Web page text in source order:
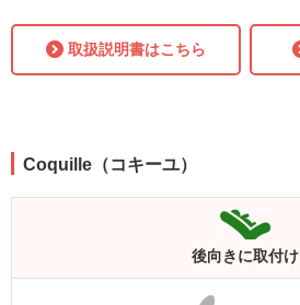
取扱説明書はこちら
Coquille（コキーユ）
後向きに取付け